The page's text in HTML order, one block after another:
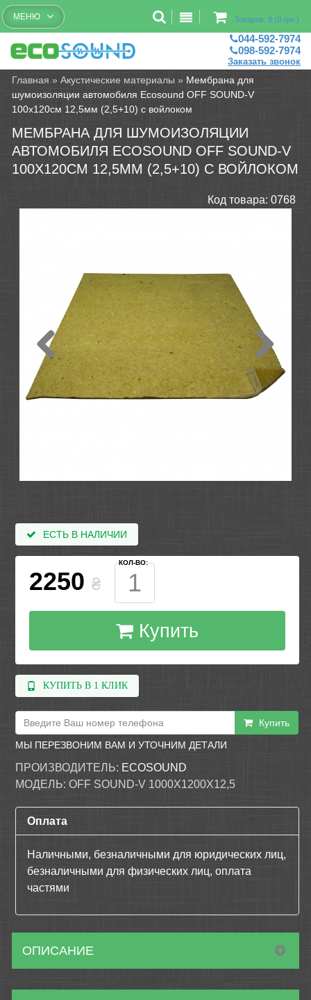
Бесплатный рассчет помещений
Товаров: 0 (0 грн.)
МЕНЮ
044-592-7974
098-592-7974
Заказать звонок
Главная »Акустические материалы » Мембрана для
шумоизоляции автомобиля Ecosound OFF SOUND-V
100х120см 12,5мм (2,5+10) с войлоком
МЕМБРАНА ДЛЯ ШУМОИЗОЛЯЦИИ
АВТОМОБИЛЯ ECOSOUND OFF SOUND-V
100Х120СМ 12,5ММ (2,5+10) С ВОЙЛОКОМ
Код товара: 0768
ЕСТЬ В НАЛИЧИИ
2250 ₴
КОЛ-ВО:
Купить
КУПИТЬ В 1 КЛИК
Купить
МЫ ПЕРЕЗВОНИМ ВАМ И УТОЧНИМ ДЕТАЛИ
ПРОИЗВОДИТЕЛЬ: ECOSOUND
МОДЕЛЬ: OFF SOUND-V 1000Х1200Х12,5
Оплата
Наличными, безналичными для юридических лиц,
безналичными для физических лиц, оплата
частями
ОПИСАНИЕ